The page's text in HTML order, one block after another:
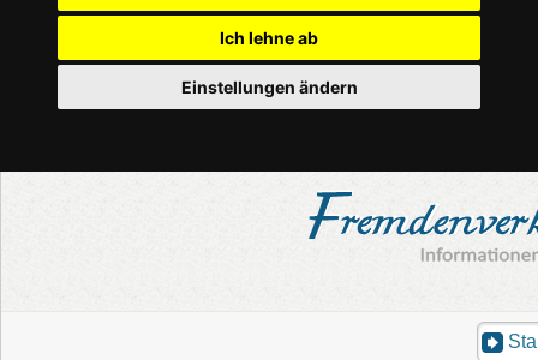
Ich lehne ab
Einstellungen ändern